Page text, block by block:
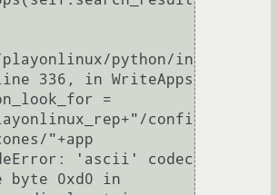
python/in
336, in WriteApps
confi
"+app
'ascii' codec
byte 0xd0 in